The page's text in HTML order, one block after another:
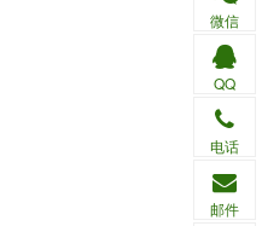
微信
QQ
电话
邮件